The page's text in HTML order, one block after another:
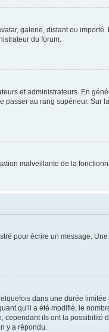
galerie, distant ou importé.
du forum.
et administrateurs. En
passer au rang supérieur. Sur
malveillante de la
pour écrire un message.
dans une durée
qu’il a été modifié, le
cependant ils ont la possibilité
y a répondu.